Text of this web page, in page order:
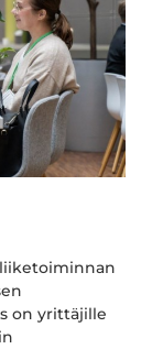
on yrittäjille